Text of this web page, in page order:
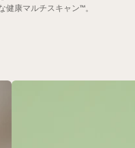
健康マルチスキャン™。